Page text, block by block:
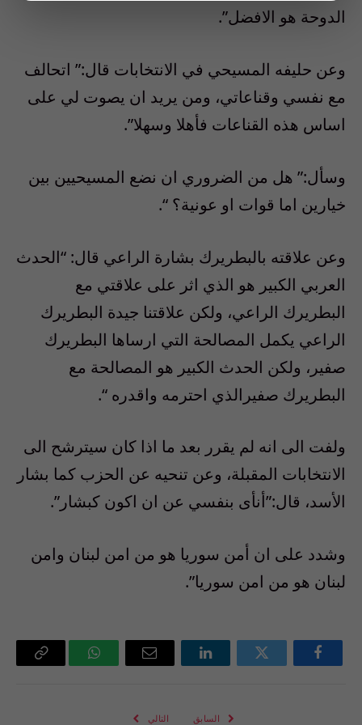
الدوحة هو الافضل”.
وعن حليفه المسيحي في الانتخابات قال:” اتحالف
مع نفسي وقناعاتي، ومن يريد ان يصوت لي على
اساس هذه القناعات فأهلا وسهلا”.
وسأل:” هل من الضروري ان نضع المسيحيين بين
خيارين اما قوات او عونية؟ “.
وعن علاقته بالبطريرك بشارة الراعي قال: “الحدث
العربي الكبير هو الذي اثر على علاقتي مع
البطريرك الراعي، ولكن علاقتنا جيدة البطريرك
الراعي يكمل المصالحة التي ارساها البطريرك
صفير، ولكن الحدث الكبير هو المصالحة مع
البطريرك صفيرالذي احترمه واقدره “.
ولفت الى انه لم يقرر بعد ما اذا كان سيترشح الى
الانتخابات المقبلة، وعن تنحيه عن الحزب كما بشار
الأسد، قال:”أنأى بنفسي عن ان اكون كبشار”.
وشدد على ان أمن سوريا هو من امن لبنان وامن
لبنان هو من امن سوريا”.
فيسبوك تويتر لينكدإن
البريد
واتساب Copy
السابق التالي